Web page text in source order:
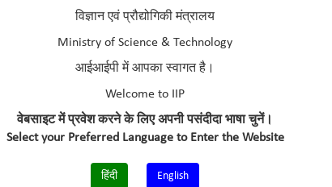
विज्ञान एवं प्रौद्योगिकी मंत्रालय
Ministry of Science & Technology
आईआईपी में आपका स्वागत है।
Welcome to IIP
वेबसाइट में प्रवेश करने के लिए अपनी पसंदीदा भाषा चुनें।
Select your Preferred Language to Enter the Website
हिंदी English